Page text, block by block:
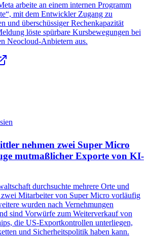
arbeite an einem internen Programm
mit dem Entwickler Zugang zu
und überschüssiger Rechenkapazität
löste spürbare Kursbewegungen bei
Neocloud-Anbietern aus.
nehmen zwei Super Micro
mutmaßlicher Exporte von KI-
durchsuchte mehrere Orte und
zwei Mitarbeiter von Super Micro vorläufig
wurden nach Vernehmungen
sind Vorwürfe zum Weiterverkauf von
die US-Exportkontrollen unterliegen,
und Sicherheitspolitik haben kann.